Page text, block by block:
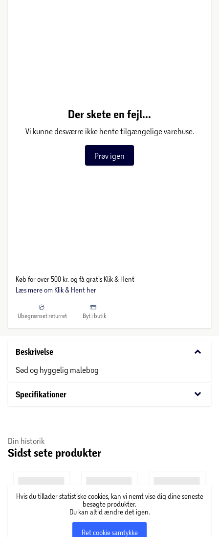
Der skete en fejl...
Vi kunne desværre ikke hente tilgængelige varehuse.
Prøv igen
Køb for over 500 kr. og få gratis Klik & Hent
Læs mere om Klik & Hent her
Ubegrænset returret Byt i butik
Beskrivelse keyboard_arrow_down
Sød og hyggelig malebog
Specifikationer keyboard_arrow_down
Din historik
Sidst sete produkter
Hvis du tillader statistiske cookies, kan vi nemt vise dig dine seneste
besøgte produkter.
Du kan altid ændre det igen.
Ret cookie samtykke